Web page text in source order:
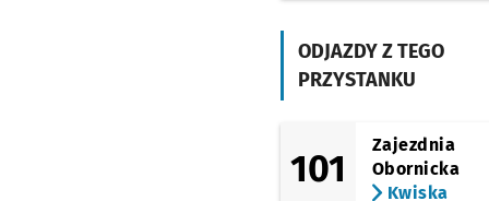
(TAT)
(TAT)
Park Tysiąclecia -
Rolkowisko/Lodowisko
ODJAZDY Z TEGO
PRZYSTANKU
101
Zajezdnia
Obornicka
Kwiska